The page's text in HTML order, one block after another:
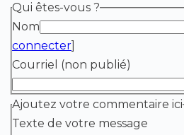
Qui êtes-vous ?
Nom
connecter]
Courriel (non publié)
Ajoutez votre commentaire ici
Texte de votre message